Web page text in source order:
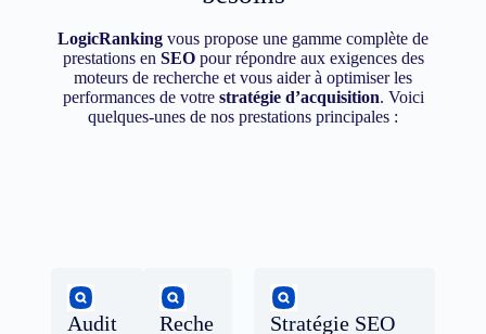
LogicRanking vous propose une gamme complète de
prestations en SEOpour répondre aux exigences des
moteurs de recherche et vous aider à optimiser les
performances de votre stratégie d’acquisition. Voici
quelques-unes de nos prestations principales :
Audit
Reche
Stratégie SEO